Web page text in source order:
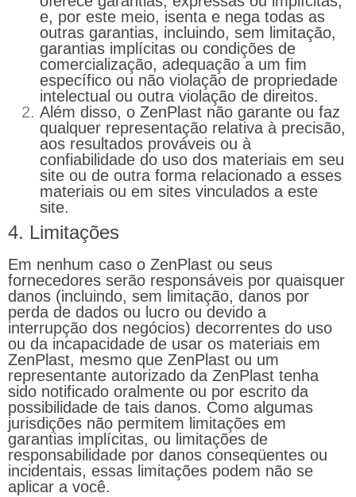
e, por este meio, isenta e nega todas as
outras garantias, incluindo, sem limitação,
garantias implícitas ou condições de
comercialização, adequação a um fim
específico ou não violação de propriedade
intelectual ou outra violação de direitos.
Além disso, o ZenPlast não garante ou faz
qualquer representação relativa à precisão,
aos resultados prováveis ​​ou à
confiabilidade do uso dos materiais em seu
site ou de outra forma relacionado a esses
materiais ou em sites vinculados a este
site.
4. Limitações
Em nenhum caso o ZenPlast ou seus
fornecedores serão responsáveis ​​por quaisquer
danos (incluindo, sem limitação, danos por
perda de dados ou lucro ou devido a
interrupção dos negócios) decorrentes do uso
ou da incapacidade de usar os materiais em
ZenPlast, mesmo que ZenPlast ou um
representante autorizado da ZenPlast tenha
sido notificado oralmente ou por escrito da
possibilidade de tais danos. Como algumas
jurisdições não permitem limitações em
garantias implícitas, ou limitações de
responsabilidade por danos conseqüentes ou
incidentais, essas limitações podem não se
aplicar a você.